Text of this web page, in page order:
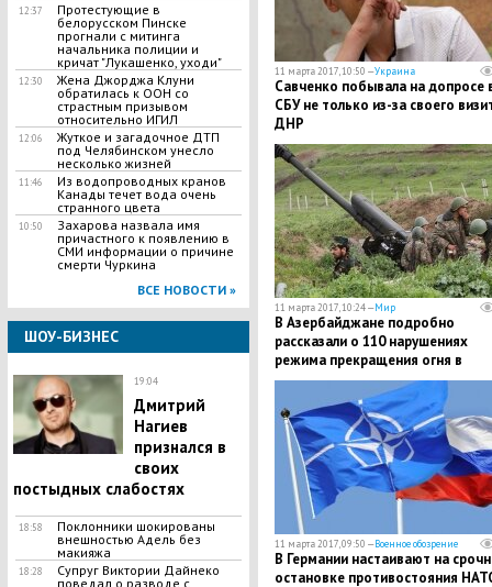
12:37
Протестующие в
белорусском Пинске
прогнали с митинга
начальника полиции и
кричат "Лукашенко, уходи"
12:30
Жена Джорджа Клуни
обратилась к ООН со
страстным призывом
относительно ИГИЛ
12:06
Жуткое и загадочное ДТП
под Челябинском унесло
несколько жизней
11:46
Из водопроводных кранов
Канады течет вода очень
странного цвета
10:50
Захарова назвала имя
причастного к появлению в
СМИ информации о причине
смерти Чуркина
ВСЕ НОВОСТИ »
ШОУ-БИЗНЕС
19:04
Дмитрий
Нагиев
признался в
своих
постыдных слабостях
18:58
Поклонники шокированы
внешностью Адель без
макияжа
18:28
Супруг Виктории Дайнеко
поведал о разводе с
11 марта 2017, 10:50 —Украина
Савченко побывала на допросе
СБУ не только из-за своего
ДНР
11 марта 2017, 10:24 —Мир
В Азербайджане подробно
рассказали о 110 нарушениях
режима прекращения огня в
Карабахе за последние сутки
11 марта 2017, 09:50 —Военное обозрение
В Германии настаивают на
остановке противостояния